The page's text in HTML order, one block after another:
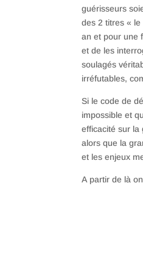
guérisseurs
des 2 titres «
an et pour une
et de les
soulagés
irréfutables,
Si le code de
impossible et
efficacité sur la
alors que la
et les enjeux
A partir de là